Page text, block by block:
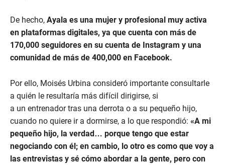
m
i
n
u
e
1
5
s
e
c
o
d
s
De hecho, Ayala es una mujer y profesional muy activa
en plataformas digitales, ya que cuenta con más de
170,000 seguidores en su cuenta de Instagram y una
comunidad de más de 400,000 en Facebook.
Por ello, Moisés Urbina consideró importante consultarle
a quién le resultaría más difícil dirigirse, si
a un entrenador tras una derrota o a su pequeño hijo,
cuando no quiere ir a dormirse, a lo que respondió: «A mi
pequeño hijo, la verdad… porque tengo que estar
negociando con él; en cambio, lo otro es como que voy a
las entrevistas y sé cómo abordar a la gente, pero con